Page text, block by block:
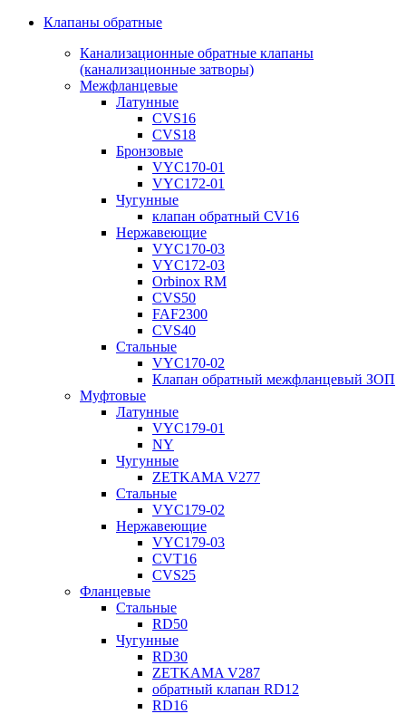
Клапаны обратные
Канализационные обратные клапаны
(канализационные затворы)
Межфланцевые
Латунные
CVS16
CVS18
Бронзовые
VYC170-01
VYC172-01
Чугунные
клапан обратный CV16
Нержавеющие
VYC170-03
VYC172-03
Orbinox RM
CVS50
FAF2300
CVS40
Стальные
VYC170-02
Клапан обратный межфланцевый ЗОП
Муфтовые
Латунные
VYC179-01
NY
Чугунные
ZETKAMA V277
Стальные
VYC179-02
Нержавеющие
VYC179-03
CVT16
CVS25
Фланцевые
Стальные
RD50
Чугунные
RD30
ZETKAMA V287
обратный клапан RD12
RD16